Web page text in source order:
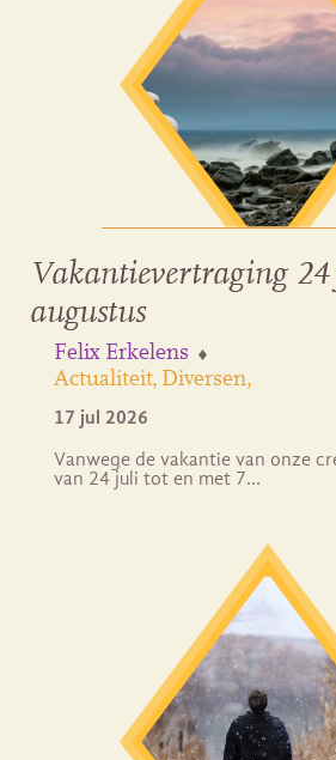
Vakantievertraging
augustus
Felix Erkelens
Actualiteit Diversen
17 jul 2026
Vanwege de vakantie van onze
van 24 juli tot en met 7…